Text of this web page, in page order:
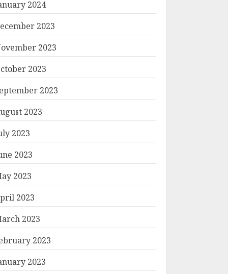
2024
2023
2023
2023
2023
2023
2023
2023
2023
2023
2023
2023
2023